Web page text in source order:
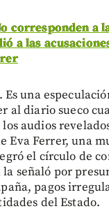
corresponden a
a las
Es una
al diario sueco
audios
Eva Ferrer, una
el círculo de
señaló por
pagos
del Estado.